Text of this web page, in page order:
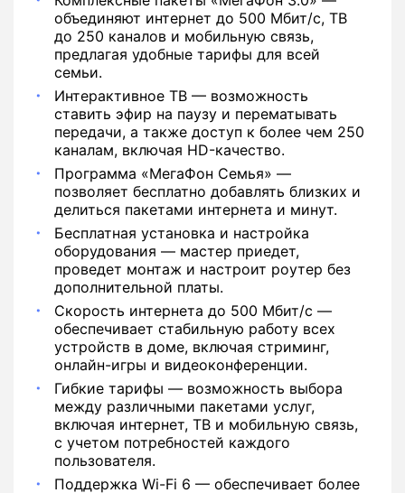
объединяют интернет до 500 Мбит/с, ТВ
до 250 каналов и мобильную связь,
предлагая удобные тарифы для всей
семьи.
Интерактивное ТВ — возможность
ставить эфир на паузу и перематывать
передачи, а также доступ к более чем 250
каналам, включая HD-качество.
Программа «МегаФон Семья» —
позволяет бесплатно добавлять близких и
делиться пакетами интернета и минут.
Бесплатная установка и настройка
оборудования — мастер приедет,
проведет монтаж и настроит роутер без
дополнительной платы.
Скорость интернета до 500 Мбит/с —
обеспечивает стабильную работу всех
устройств в доме, включая стриминг,
онлайн-игры и видеоконференции.
Гибкие тарифы — возможность выбора
между различными пакетами услуг,
включая интернет, ТВ и мобильную связь,
с учетом потребностей каждого
пользователя.
Поддержка Wi-Fi 6 — обеспечивает более